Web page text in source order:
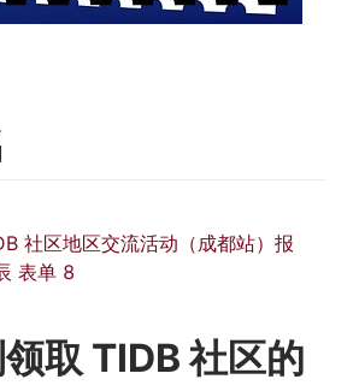
社区地区交流活动（成都站）报
表单 8
取 TIDB 社区的